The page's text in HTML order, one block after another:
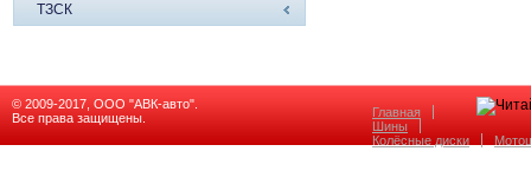
ТЗСК
© 2009-2017, ООО "АВК-авто".
Все права защищены.
Главная
Шины
Колёсные диски